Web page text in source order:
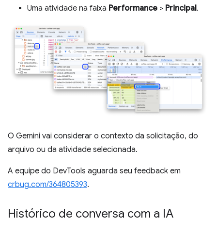
Uma atividade na faixa Performance > Principal.
O Gemini vai considerar o contexto da solicitação, do
arquivo ou da atividade selecionada.
A equipe do DevTools aguarda seu feedback em
crbug.com/364805393.
Histórico de conversa com a IA